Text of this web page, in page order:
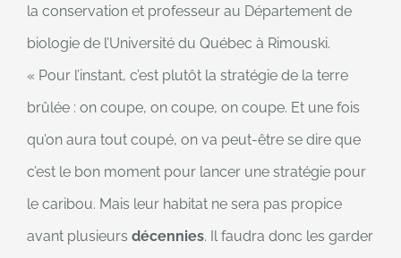
la conservation et professeur au Département de
biologie de l’Université du Québec à Rimouski.
« Pour l’instant, c’est plutôt la stratégie de la terre
brûlée : on coupe, on coupe, on coupe. Et une fois
qu’on aura tout coupé, on va peut-être se dire que
c’est le bon moment pour lancer une stratégie pour
le caribou. Mais leur habitat ne sera pas propice
avant plusieurs décennies. Il faudra donc les garder